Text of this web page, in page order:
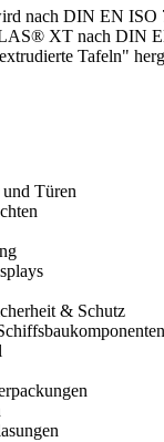
nach DIN EN ISO
XT nach DIN
Tafeln"
und Türen
& Schutz